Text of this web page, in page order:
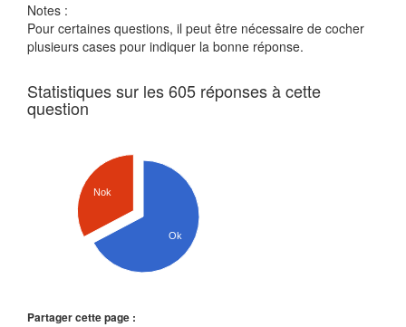
Notes :
Pour certaines questions, il peut être nécessaire de cocher
plusieurs cases pour indiquer la bonne réponse.
Statistiques sur les 605 réponses à cette
question
Nok
Ok
Partager cette page :